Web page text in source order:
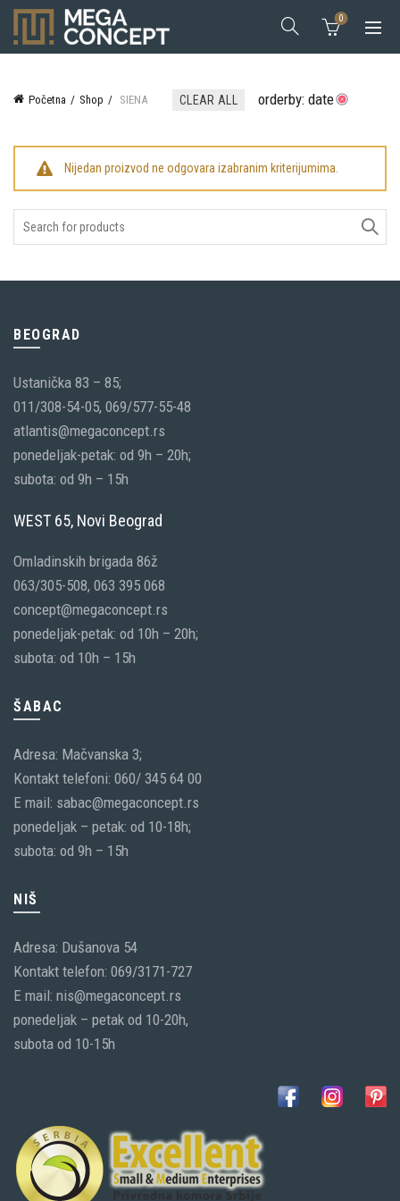
0
Početna Shop SIENA CLEAR ALL orderby: date
Nijedan proizvod ne odgovara izabranim kriterijumima.
BEOGRAD
Ustanička 83 – 85;
011/308-54-05, 069/577-55-48
atlantis@megaconcept.rs
ponedeljak-petak: od 9h – 20h;
subota: od 9h – 15h
WEST 65, Novi Beograd
Omladinskih brigada 86ž
063/305-508, 063 395 068
concept@megaconcept.rs
ponedeljak-petak: od 10h – 20h;
subota: od 10h – 15h
ŠABAC
Adresa: Mačvanska 3;
Kontakt telefoni: 060/ 345 64 00
E mail: sabac@megaconcept.rs
ponedeljak – petak: od 10-18h;
subota: od 9h – 15h
NIŠ
Adresa: Dušanova 54
Kontakt telefon: 069/3171-727
E mail: nis@megaconcept.rs
ponedeljak – petak od 10-20h,
subota od 10-15h